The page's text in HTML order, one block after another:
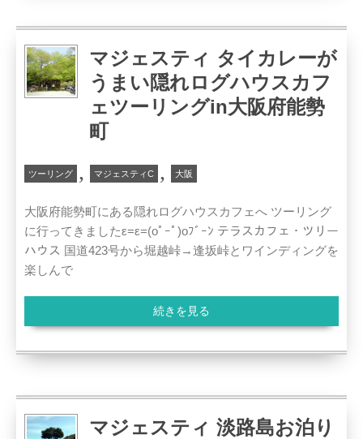
マジェスティ タイカレーが
うまい隠れログハウスカフ
ェツーリングin大阪府能勢
町
ツーリング , マジェスティC , 大阪
大阪府能勢町にある隠れログハウスカフェへ ツーリング
に行ってきましたε=ε=(oﾟｰﾟ)oﾌﾞｰﾝ テラスカフェ・ツリー
ハウス 国道423号から堀越峠→逢坂峠とワインディングを
楽しんで
続きを見る
マジェスティ 淡路島お泊り